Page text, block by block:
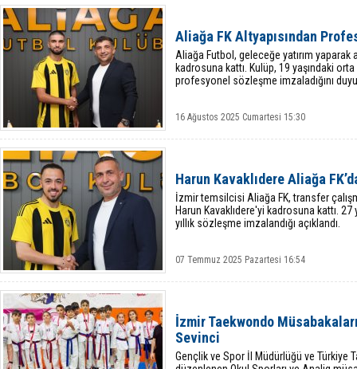
Aliağa FK Altyapısından
Aliağa Futbol, geleceğe yatırım yaparak
kadrosuna kattı. Kulüp, 19 yaşındaki
profesyonel sözleşme imzaladığını
16 Ağustos 2025 Cumartesi 15:30
Harun Kavaklıdere Aliağa
İzmir temsilcisi Aliağa FK, transfer
Harun Kavaklıdere'yi kadrosuna kattı.
yıllık sözleşme imzalandığı açıklandı.
07 Temmuz 2025 Pazartesi 16:54
İzmir Taekwondo
Sevinci
Gençlik ve Spor İl Müdürlüğü ve Türkiye